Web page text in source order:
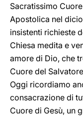
Sacratissimo
Apostolica nel
insistenti richieste
Chiesa medita e
amore di Dio, che
Cuore del
Oggi ricordiamo
consacrazione di
Cuore di Gesù, un